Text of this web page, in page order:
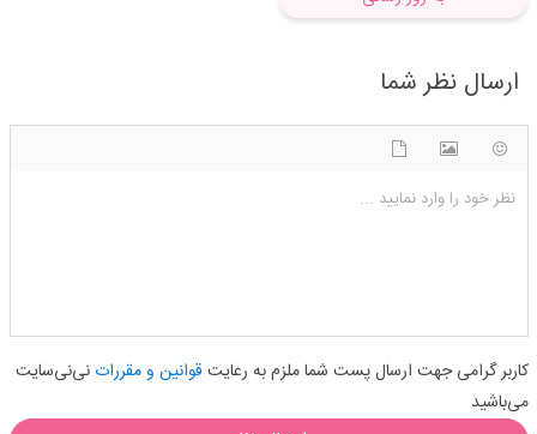
ارسال نظر شما
نظر خود را وارد نمایید ...
کاربر گرامی جهت ارسال پست شما ملزم به رعایت قوانین و مقرراتنی‌نی‌سایت
می‌باشید